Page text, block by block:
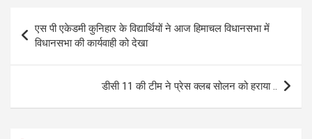
navigation
एस पी एकेडमी कुनिहार के विद्यार्थियों ने आज हिमाचल विधानसभा में
विधानसभा की कार्यवाही को देखा
डीसी 11 की टीम ने प्रेस क्लब सोलन को हराया ..